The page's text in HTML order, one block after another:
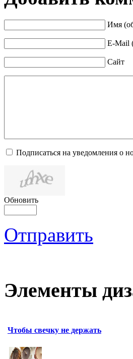
Имя
E-Mail
Сайт
Подписаться на уведомления о
Обновить
Отправить
Элементы
Чтобы свечку не держать